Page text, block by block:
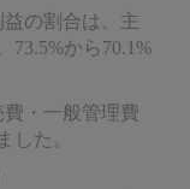
の割合は、主
73.5%から70.1%
・一般管理費
した。